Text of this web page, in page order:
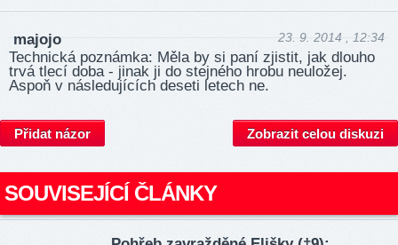
majojo 23. 9. 2014 , 12:34
Technická poznámka: Měla by si paní zjistit, jak dlouho
trvá tlecí doba - jinak ji do stejného hrobu neuložej.
Aspoň v následujících deseti letech ne.
Přidat názor Zobrazit celou diskuzi
SOUVISEJÍCÍ ČLÁNKY